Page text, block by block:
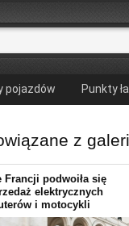
pojazdów Punkty
z
Francji podwoiła się
elektrycznych
i motocykli